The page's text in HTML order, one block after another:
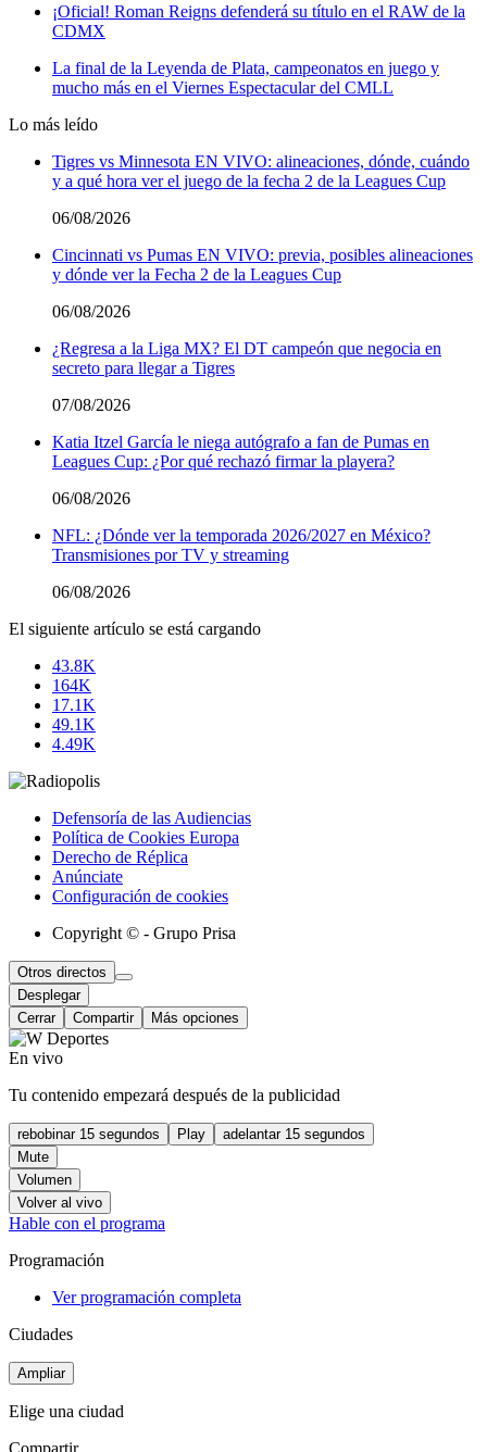
¡Oficial! Roman Reigns defenderá su título en el RAW de la
CDMX
La final de la Leyenda de Plata, campeonatos en juego y
mucho más en el Viernes Espectacular del CMLL
Lo más leído
Tigres vs Minnesota EN VIVO: alineaciones, dónde, cuándo
y a qué hora ver el juego de la fecha 2 de la Leagues Cup
06/08/2026
Cincinnati vs Pumas EN VIVO: previa, posibles alineaciones
y dónde ver la Fecha 2 de la Leagues Cup
06/08/2026
¿Regresa a la Liga MX? El DT campeón que negocia en
secreto para llegar a Tigres
07/08/2026
Katia Itzel García le niega autógrafo a fan de Pumas en
Leagues Cup: ¿Por qué rechazó firmar la playera?
06/08/2026
NFL: ¿Dónde ver la temporada 2026/2027 en México?
Transmisiones por TV y streaming
06/08/2026
El siguiente artículo se está cargando
43.8K
164K
17.1K
49.1K
4.49K
Defensoría de las Audiencias
Política de Cookies Europa
Derecho de Réplica
Anúnciate
Configuración de cookies
Copyright © - Grupo Prisa
Otros directos
Desplegar
Cerrar
Compartir Más opciones
En vivo
Tu contenido empezará después de la publicidad
rebobinar 15 segundos Play
adelantar 15 segundos
Mute
Volumen
Volver al vivo
Hable con el programa
Programación
Ver programación completa
Ciudades
Ampliar
Elige una ciudad
Compartir